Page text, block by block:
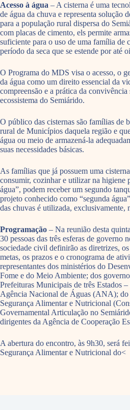
Acesso à água – A cisterna é uma
de água da chuva e representa solução
para a população rural dispersa do
com placas de cimento, els permite
suficiente para o uso de uma família de
período da seca que se estende por até
O Programa do MDS visa o acesso, o
da água como um direito essencial da
compreensão e a prática da
ecossistema do Semiárido.
O público das cisternas são famílias de
rural de Municípios daquela região e
água ou meio de armazená-la
suas necessidades básicas.
As famílias que já possuem uma
consumir, cozinhar e utilizar na higiene
água”, podem receber um segundo
projeto conhecido como “segunda
das chuvas é utilizada, exclusivamente,
Programação – Na reunião desta
30 pessoas das três esferas de governo
sociedade civil definirão as diretrizes, os
metas, os prazos e o cronograma de
representantes dos ministérios do
Fome e do Meio Ambiente; dos
Prefeituras Municipais de três Estados
Agência Nacional de Águas (ANA); do
Segurança Alimentar e Nutricional
Governamental Articulação no
dirigentes da Agência de Cooperação
A abertura do encontro, às 9h30, será
Segurança Alimentar e Nutricional do<